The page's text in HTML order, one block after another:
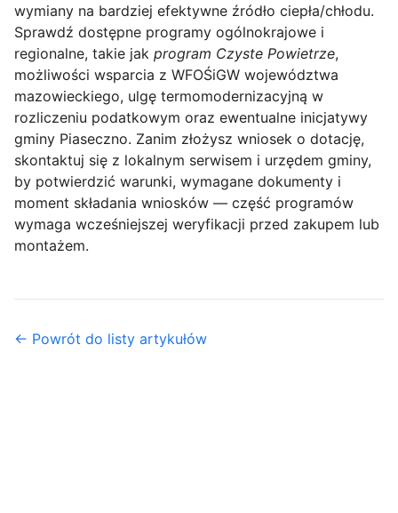
wymiany na bardziej efektywne źródło ciepła/chłodu.
Sprawdź dostępne programy ogólnokrajowe i
regionalne, takie jak program Czyste Powietrze,
możliwości wsparcia z WFOŚiGW województwa
mazowieckiego, ulgę termomodernizacyjną w
rozliczeniu podatkowym oraz ewentualne inicjatywy
gminy Piaseczno. Zanim złożysz wniosek o dotację,
skontaktuj się z lokalnym serwisem i urzędem gminy,
by potwierdzić warunki, wymagane dokumenty i
moment składania wniosków — część programów
wymaga wcześniejszej weryfikacji przed zakupem lub
montażem.
← Powrót do listy artykułów